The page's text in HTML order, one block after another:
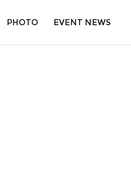
PHOTO EVENT NEWS